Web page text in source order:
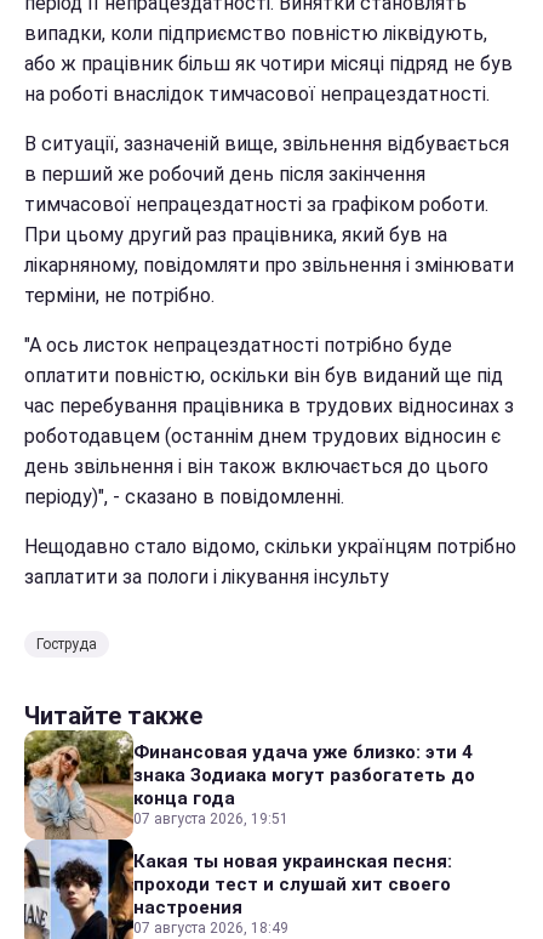
випадки, коли підприємство повністю ліквідують,
або ж працівник більш як чотири місяці підряд не був
на роботі внаслідок тимчасової непрацездатності.
В ситуації, зазначеній вище, звільнення відбувається
в перший же робочий день після закінчення
тимчасової непрацездатності за графіком роботи.
При цьому другий раз працівника, який був на
лікарняному, повідомляти про звільнення і змінювати
терміни, не потрібно.
"А ось листок непрацездатності потрібно буде
оплатити повністю, оскільки він був виданий ще під
час перебування працівника в трудових відносинах з
роботодавцем (останнім днем трудових відносин є
день звільнення і він також включається до цього
періоду)", - сказано в повідомленні.
Нещодавно стало відомо, скільки українцям потрібно
заплатити за пологи і лікування інсульту
Гоструда
Читайте также
Финансовая удача уже близко: эти 4
знака Зодиака могут разбогатеть до
конца года
07 августа 2026, 19:51
Какая ты новая украинская песня:
проходи тест и слушай хит своего
настроения
07 августа 2026, 18:49